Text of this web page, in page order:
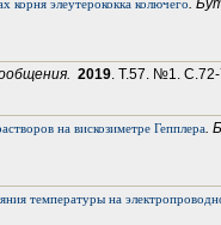
корня элеутерококка колючего.
2019. Т.57. №1. С.72-
на вискозиметре Гепплера.
температуры на